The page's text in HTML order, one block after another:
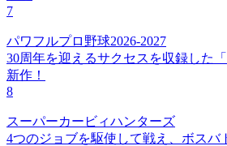
7
パワフルプロ野球2026-2027
30周年を迎えるサクセスを収録した
新作！
8
スーパーカービィハンターズ
4つのジョブを駆使して戦え、ボスバ